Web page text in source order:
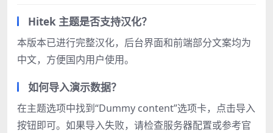
Hitek 主题是否支持汉化？
本版本已进行完整汉化，后台界面和前端部分文案均为
中文，方便国内用户使用。
如何导入演示数据？
在主题选项中找到“Dummy content”选项卡，点击导入
按钮即可。如果导入失败，请检查服务器配置或参考官